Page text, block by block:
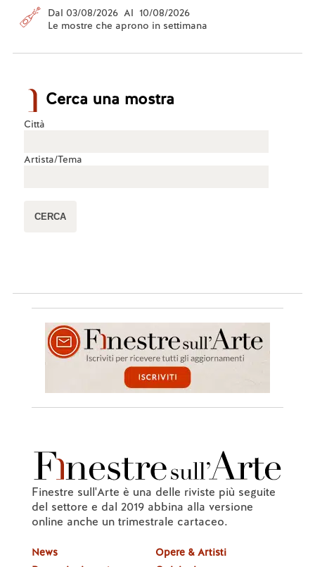
Dal 03/08/2026 Al 10/08/2026
Le mostre che aprono in settimana
Cerca una mostra
Città
Artista/Tema
Finestre sull'Arte è una delle riviste più seguite
del settore e dal 2019 abbina alla versione
online anche un trimestrale cartaceo.
News
Opere & Artisti